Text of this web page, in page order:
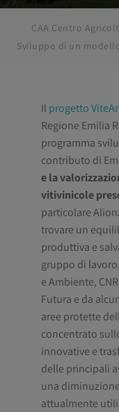
CAA Centro
Il progetto
Regione Emilia
programma
contributo di
e la
vitivinicole
particolare
trovare un
produttiva e
gruppo di
e Ambiente,
Futura e da
aree protette
concentrato
innovative e
delle principali
una
attualmente